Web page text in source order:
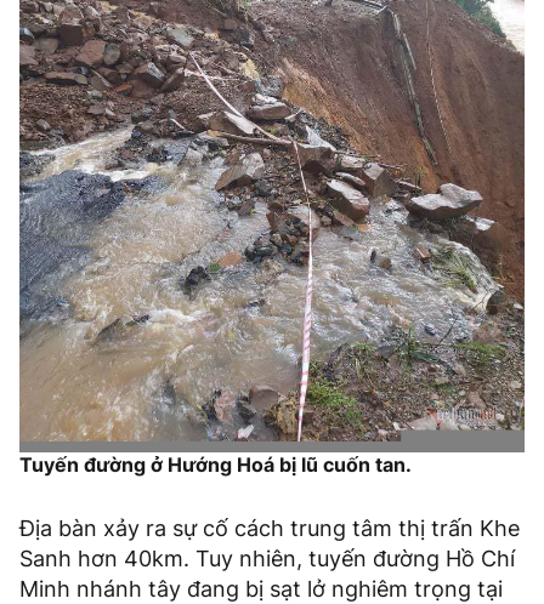
Tuyến đường ở Hướng Hoá bị lũ cuốn tan.
Địa bàn xảy ra sự cố cách trung tâm thị trấn Khe
Sanh hơn 40km. Tuy nhiên, tuyến đường Hồ Chí
Minh nhánh tây đang bị sạt lở nghiêm trọng tại